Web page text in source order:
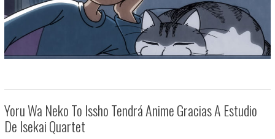
Yoru Wa Neko To Issho Tendrá Anime Gracias A Estudio
De Isekai Quartet